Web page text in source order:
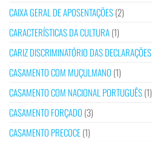
CAIXA GERAL DE APOSENTAÇÕES(2)
CARACTERÍSTICAS DA CULTURA(1)
CARIZ DISCRIMINATÓRIO DAS DECLARAÇÕES
CASAMENTO COM MUÇULMANO (1)
CASAMENTO COM NACIONAL PORTUGUÊS(1)
CASAMENTO FORÇADO (3)
CASAMENTO PRECOCE(1)